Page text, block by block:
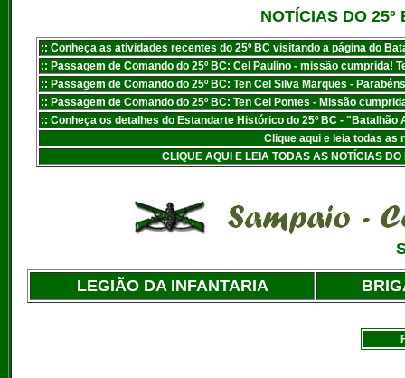
NOTÍCIAS DO
:: Conheça as atividades recentes do 25º BC visitando a página do
:: Passagem de Comando do 25º BC: Cel Paulino - missão cumprida!
:: Passagem de Comando do 25º BC: Ten Cel Silva Marques -
:: Passagem de Comando do 25º BC: Ten Cel Pontes - Missão
:: Conheça os detalhes do Estandarte Histórico do 25º BC -
Clique aqui e leia todas as
CLIQUE AQUI E LEIA TODAS AS NOTÍCIAS
LEGIÃO DA INFANTARIA